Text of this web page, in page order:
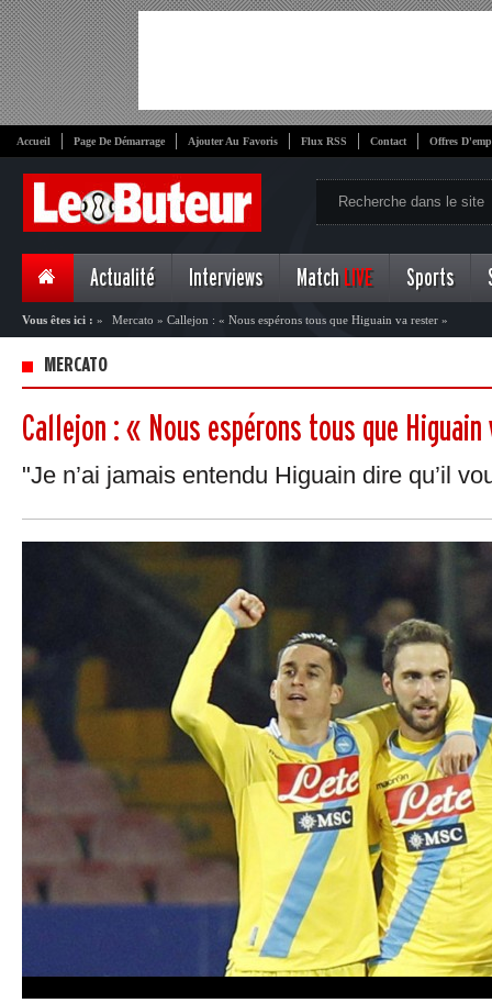
Accueil Page De Démarrage Ajouter Au Favoris Flux RSS Contact Offres
Actualité Interviews Match LIVE Sports
Vous êtes ici : » Mercato » Callejon : « Nous espérons tous que Higuain va rester »
MERCATO
Callejon : « Nous espérons tous que
"Je n’ai jamais entendu Higuain dire qu’il